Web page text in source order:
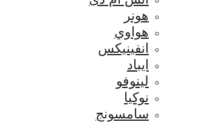
هونر
هواوي
انفينيكس
ايباد
لينوفو
نوكيا
سامسونج